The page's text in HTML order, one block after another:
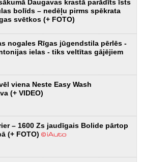
Daugavas krastā parādīts īsts
bolīds – nedēļu pirms spēkrata
svētkos (+ FOTO)
nogales Rīgas jūgendstila pērlēs -
ielas - tiks veltītas gājējiem
viena Neste Easy Wash
(+ VIDEO)
– 1600 Zs jaudīgais Bolide pārtop
(+ FOTO)